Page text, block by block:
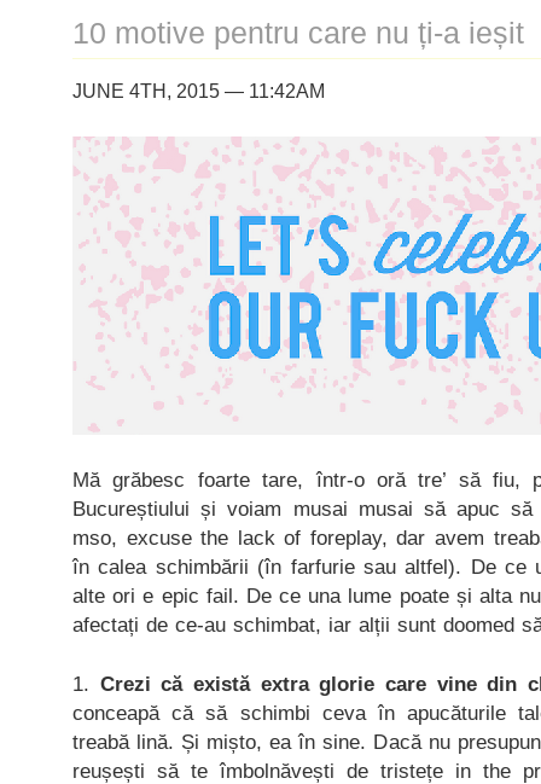
10 motive pentru care nu ți-a ieșit
JUNE 4TH, 2015 — 11:42AM
Mă grăbesc foarte tare, într-o oră tre’ să fiu,
Bucureștiului și voiam musai musai să apuc
mso, excuse the lack of foreplay, dar avem
în calea schimbării (în farfurie sau altfel). De ce
alte ori e epic fail. De ce una lume poate și alta
afectați de ce-au schimbat, iar alții sunt doomed
1. Crezi că există extra glorie care vine din
conceapă că să schimbi ceva în apucăturile
treabă lină. Și mișto, ea în sine. Dacă nu
reușești să te îmbolnăvești de tristețe in the